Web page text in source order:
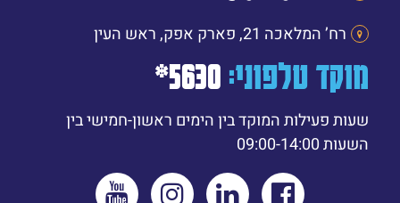
רח’ המלאכה 21, פארק אפק, ראש העין
מוקד טלפוני: 5630*
שעות פעילות המוקד בין הימים ראשון-חמישי בין
השעות 09:00-14:00